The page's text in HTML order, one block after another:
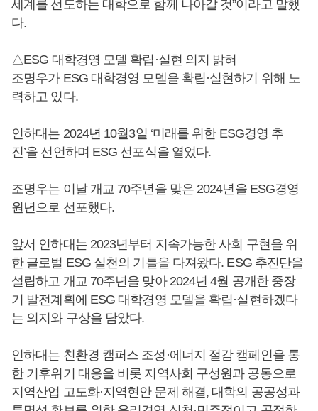
세계를 선도하는 대학으로 함께 나아갈 것”이라고 말했
다.
△ESG 대학경영 모델 확립·실현 의지 밝혀
조명우가 ESG 대학경영 모델을 확립·실현하기 위해 노
력하고 있다.
인하대는 2024년 10월3일 ‘미래를 위한 ESG경영 추
진’을 선언하며 ESG 선포식을 열었다.
조명우는 이날 개교 70주년을 맞은 2024년을 ESG경영
원년으로 선포했다.
앞서 인하대는 2023년부터 지속가능한 사회 구현을 위
한 글로벌 ESG 실천의 기틀을 다져왔다. ESG 추진단을
설립하고 개교 70주년을 맞아 2024년 4월 공개한 중장
기 발전계획에 ESG 대학경영 모델을 확립·실현하겠다
는 의지와 구상을 담았다.
인하대는 친환경 캠퍼스 조성·에너지 절감 캠페인을 통
한 기후위기 대응을 비롯 지역사회 구성원과 공동으로
지역산업 고도화·지역현안 문제 해결, 대학의 공공성과